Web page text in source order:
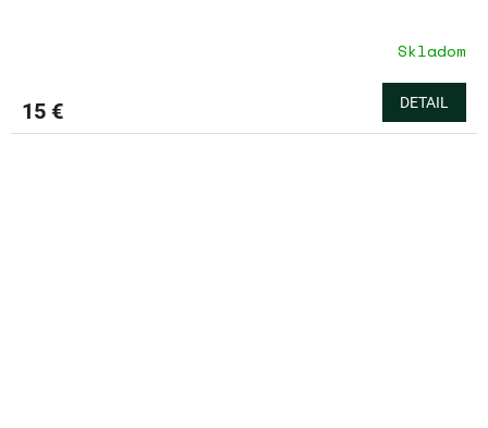
Skladom
15 € DETAIL